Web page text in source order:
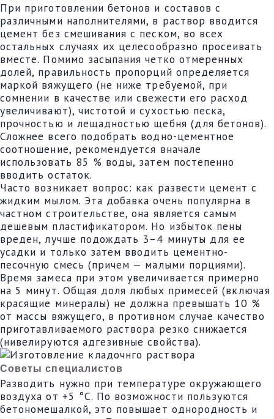
При приготовлении бетонов и составов с
различными наполнителями, в раствор вводится
цемент без смешивания с песком, во всех
остальных случаях их целесообразно просеивать
вместе. Помимо засыпания четко отмеренных
долей, правильность пропорций определяется
маркой вяжущего (не ниже требуемой, при
сомнении в качестве или свежести его расход
увеличивают), чистотой и сухостью песка,
прочностью и лещадностью щебня (для бетонов).
Сложнее всего подобрать водно-цементное
соотношение, рекомендуется вначале
использовать 85 % воды, затем постепенно
вводить остаток.
Часто возникает вопрос: как развести цемент с
жидким мылом. Эта добавка очень популярна в
частном строительстве, она является самым
дешевым пластификатором. Но избыток пены
вреден, лучше подождать 3–4 минуты для ее
усадки и только затем вводить цементно-
песочную смесь (причем — малыми порциями).
Время замеса при этом увеличивается примерно
на 5 минут. Общая доля любых примесей (включая
красящие минералы) не должна превышать 10 %
от массы вяжущего, в противном случае качество
приготавливаемого раствора резко снижается
(нивелируются адгезивные свойства).
Советы специалистов
Разводить нужно при температуре окружающего
воздуха от +5 °C. По возможности пользуются
бетономешалкой, это повышает однородность и